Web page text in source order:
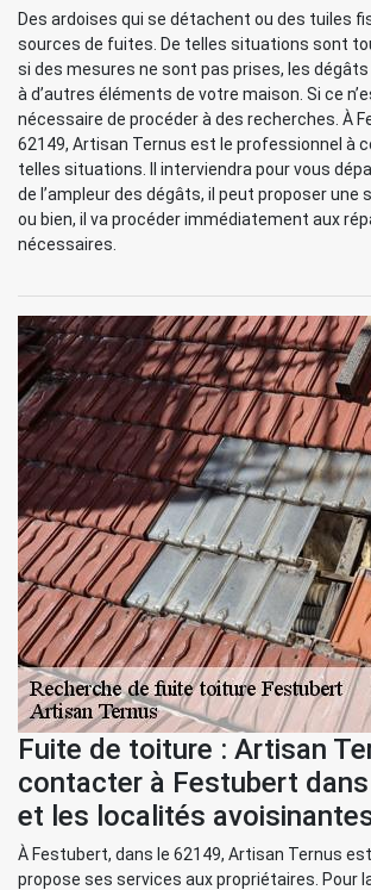
Des ardoises qui se détachent ou des tuiles
sources de fuites. De telles situations sont
si des mesures ne sont pas prises, les dégâts
à d’autres éléments de votre maison. Si ce
nécessaire de procéder à des recherches. À
62149, Artisan Ternus est le professionnel à
telles situations. Il interviendra pour vous
de l’ampleur des dégâts, il peut proposer une
ou bien, il va procéder immédiatement aux
nécessaires.
Fuite de toiture : Artisan
contacter à Festubert
et les localités
À Festubert, dans le 62149, Artisan Ternus
propose ses services aux propriétaires. Pour